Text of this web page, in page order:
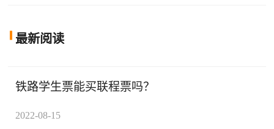
最新阅读
铁路学生票能买联程票吗？
2022-08-15